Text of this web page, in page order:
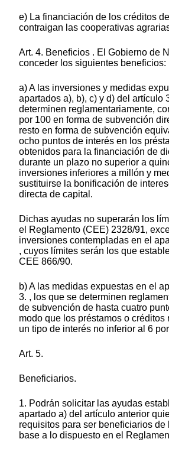
e) La financiación de los créditos
contraigan las cooperativas
Art. 4. Beneficios . El Gobierno de
conceder los siguientes beneficios:
a) A las inversiones y medidas
apartados a), b), c) y d) del artículo
determinen reglamentariamente,
por 100 en forma de subvención
resto en forma de subvención
ocho puntos de interés en los
obtenidos para la financiación de
durante un plazo no superior a
inversiones inferiores a millón y
sustituirse la bonificación de
directa de capital.
Dichas ayudas no superarán los
el Reglamento (CEE) 2328/91,
inversiones contempladas en el
, cuyos límites serán los que
CEE 866/90.
b) A las medidas expuestas en el
3. , los que se determinen
de subvención de hasta cuatro
modo que los préstamos o créditos
un tipo de interés no inferior al 6
Art. 5.
Beneficiarios.
1. Podrán solicitar las ayudas
apartado a) del artículo anterior
requisitos para ser beneficiarios de
base a lo dispuesto en el